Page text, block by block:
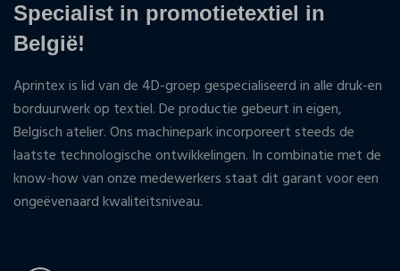
Specialist in promotietextiel in
België!
Aprintex is lid van de 4D-groep gespecialiseerd in alle druk-en
borduurwerk op textiel. De productie gebeurt in eigen,
Belgisch atelier. Ons machinepark incorporeert steeds de
laatste technologische ontwikkelingen. In combinatie met de
know-how van onze medewerkers staat dit garant voor een
ongeëvenaard kwaliteitsniveau.